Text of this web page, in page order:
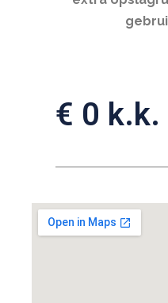
€ 0 k.k.